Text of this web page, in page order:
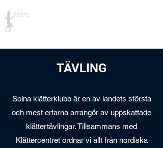
TÄVLING
Solna klätterklubb är en av landets största
och mest erfarna arrangör av uppskattade
klättertävlingar. Tillsammans med
Klättercentret ordnar vi allt från nordiska